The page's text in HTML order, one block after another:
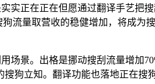
实正在正在但愿通过翻译手艺把
流量取营收的稳健增加，将成
景。出格是挪动搜刮流量增加
狗立知。翻译功能也落地正在搜